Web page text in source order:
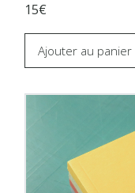
15€
Ajouter au panier